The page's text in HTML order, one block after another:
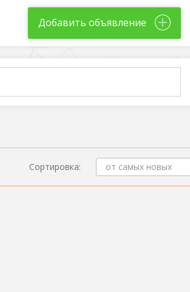
Добавить объявление
Сортировка: от самых новых